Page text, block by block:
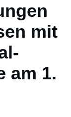
mit
am 1.